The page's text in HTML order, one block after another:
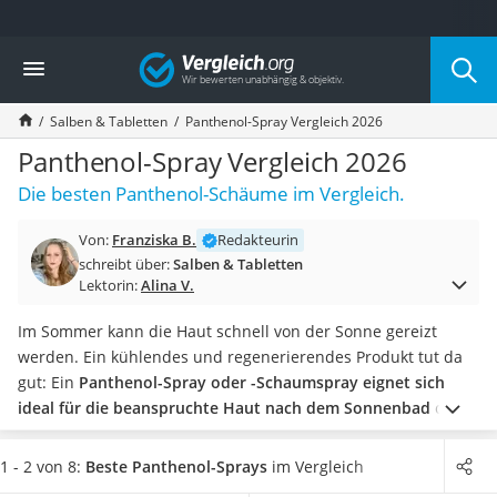
Die beliebtesten Vergleiche nach Kategorie
Drogerie
Inhalator
Haarschneider
Rollator
Braun Rasierer
Katzenklappe (Chip)
Masturbator
Massagepistole
Reisehaartrockner
Eiweißpulver
Magnesiumpräparat
Katzenklappe
Nackenmassagegerät
Zeckenschutz Katze
Vergleich
Salben & Tabletten Panthenol-Spray Vergleich 2026
Panthenol-Spray Vergleich 2026
Die besten Panthenol-Schäume im Vergleich.
Von: Franziska B.
Redakteurin
schreibt über:Salben & Tabletten
Lektorin:Alina V.
Im Sommer kann die Haut schnell von der Sonne gereizt
werden. Ein kühlendes und regenerierendes Produkt tut da
gut: Ein Panthenol-Spray oder -Schaumspray eignet sich
ideal für die beanspruchte Haut nach dem Sonnenbad oder
bei einem Sonnenbrand. Wie diverse Tests im Internet
zeigen, können Sie einige Sprays mit Panthenol
auch generell
1 - 2 von 8: Beste Panthenol-Sprays im Vergleich